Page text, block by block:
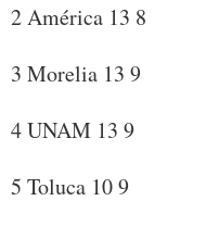
2 América 13 8
3 Morelia 13 9
4 UNAM 13 9
5 Toluca 10 9